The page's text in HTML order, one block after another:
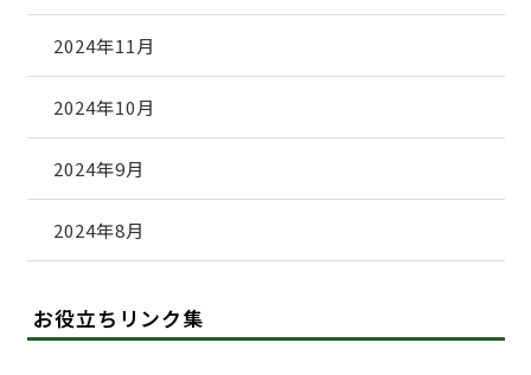
2024年11月
2024年10月
2024年9月
2024年8月
お役立ちリンク集